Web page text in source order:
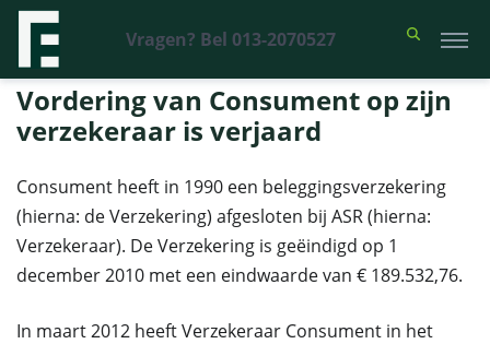
Vragen? Bel 013-2070527
Financieel Recht Advocaten >Uitspraken>Vordering van Consument
op zijn verzekeraar is verjaard
Vordering van Consument op zijn
verzekeraar is verjaard
Consument heeft in 1990 een beleggingsverzekering
(hierna: de Verzekering) afgesloten bij ASR (hierna:
Verzekeraar). De Verzekering is geëindigd op 1
december 2010 met een eindwaarde van € 189.532,76.
In maart 2012 heeft Verzekeraar Consument in het